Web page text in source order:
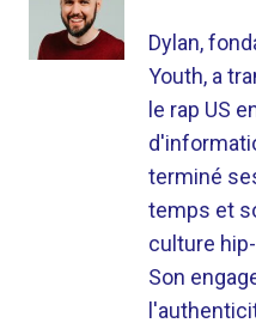
Dylan,
Youth, a
le rap US
terminé
temps et
culture
Son